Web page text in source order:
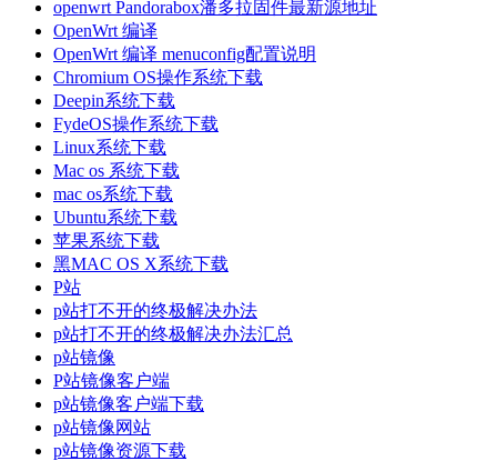
openwrt Pandorabox潘多拉固件最新源地址
OpenWrt 编译
OpenWrt 编译 menuconfig配置说明
Chromium OS操作系统下载
Deepin系统下载
FydeOS操作系统下载
Linux系统下载
Mac os 系统下载
mac os系统下载
Ubuntu系统下载
苹果系统下载
黑MAC OS X系统下载
P站
p站打不开的终极解决办法
p站打不开的终极解决办法汇总
p站镜像
P站镜像客户端
p站镜像客户端下载
p站镜像网站
p站镜像资源下载